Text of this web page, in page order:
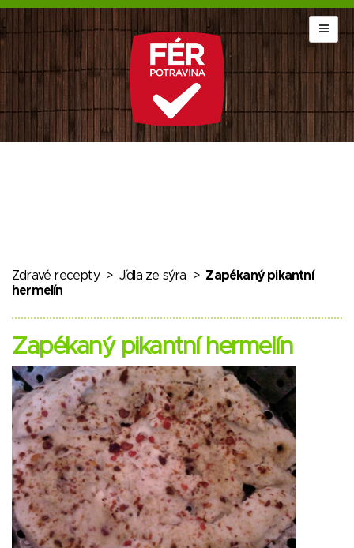
Zdravé recepty> Jídla ze sýra > Zapékaný pikantní
hermelín
Zapékaný pikantní hermelín